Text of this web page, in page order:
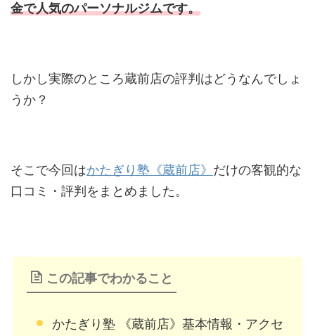
金で人気のパーソナルジムです。
しかし実際のところ蔵前店の評判はどうなんでしょ
うか？
そこで今回はかたぎり塾《蔵前店》 だけの客観的な
口コミ・評判をまとめました。
この記事でわかること
かたぎり塾 《蔵前店》基本情報・アクセ